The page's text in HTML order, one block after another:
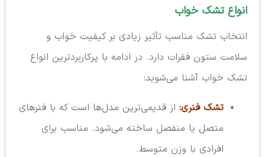
انواع تشک خواب
انتخاب تشک مناسب تأثیر زیادی بر کیفیت خواب و
سلامت ستون فقرات دارد. در ادامه با پرکاربردترین انواع
تشک خواب آشنا می‌شوید:
تشک فنری:از قدیمی‌ترین مدل‌ها است که با فنرهای
متصل یا منفصل ساخته می‌شود. مناسب برای
افرادی با وزن متوسط.